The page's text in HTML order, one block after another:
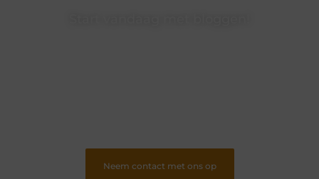
Neem contact met ons op